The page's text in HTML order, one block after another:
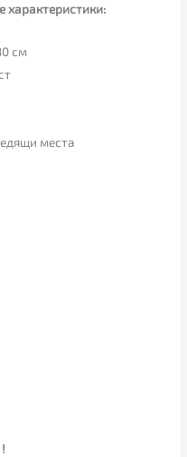
характеристики:
см
места